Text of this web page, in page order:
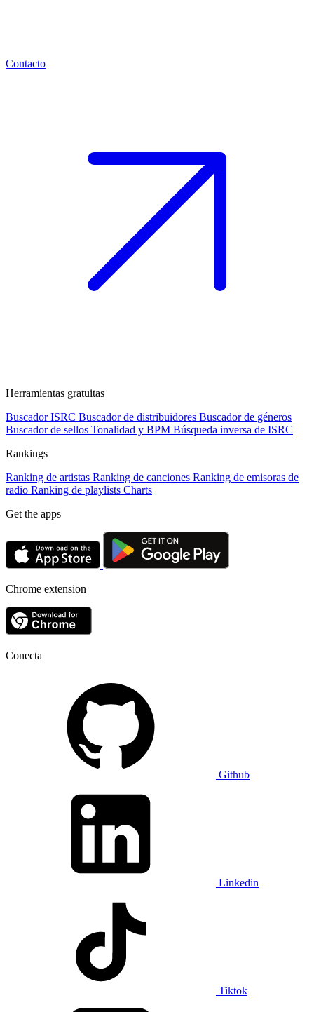
Contacto
Herramientas gratuitas
Buscador ISRC Buscador de distribuidores Buscador de géneros
Buscador de sellos Tonalidad y BPM Búsqueda inversa de ISRC
Rankings
Ranking de artistas Ranking de canciones Ranking de emisoras de
radio Ranking de playlists Charts
Get the apps
Chrome extension
Conecta
Github
Linkedin
Tiktok